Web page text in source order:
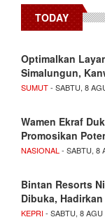
TODAY
Optimalkan
Simalungun,
SUMUT- SABTU, 8
Wamen Ekraf
Promosikan
NASIONAL- SABTU, 8
Bintan Resorts
Dibuka,
KEPRI- SABTU, 8 AGU